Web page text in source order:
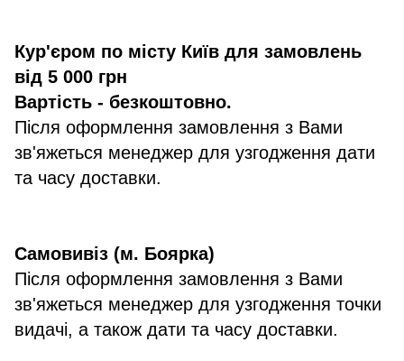
Кур'єром по місту Київ для замовлень
від 5 000 грн
Вартість - безкоштовно.
Після оформлення замовлення з Вами
зв'яжеться менеджер для узгодження дати
та часу доставки.
Самовивіз (м. Боярка)
Після оформлення замовлення з Вами
зв'яжеться менеджер для узгодження точки
видачі, а також дати та часу доставки.